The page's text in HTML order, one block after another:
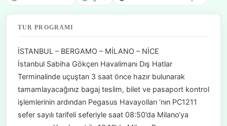
TUR PROGRAMI
İSTANBUL – BERGAMO – MİLANO – NİCE
İstanbul Sabiha Gökçen Havalimanı Dış Hatlar
Terminalinde uçuştan 3 saat önce hazır bulunarak
tamamlayacağınız bagaj teslim, bilet ve pasaport kontrol
işlemlerinin ardından Pegasus Havayolları ‘nın PC1211
sefer sayılı tarifeli seferiyle saat 08:50’da Milano‘ya